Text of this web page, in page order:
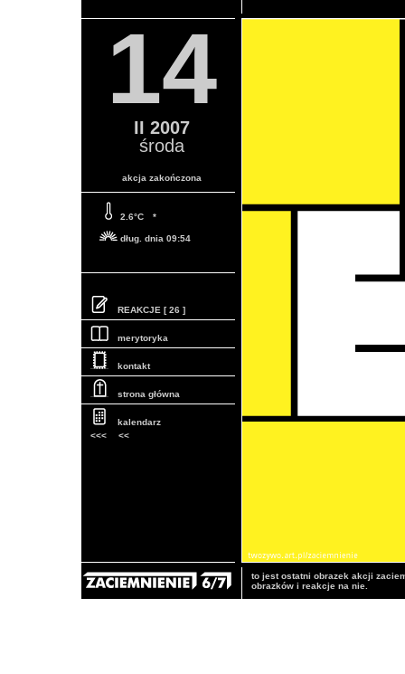
14
II 2007
środa
akcja zakończona
2.6°C *
dług. dnia 09:54
REAKCJE [ 26 ]
merytoryka
kontakt
strona główna
kalendarz
<<<
<<
to jest ostatni obrazek akcji
obrazków i reakcje na nie.